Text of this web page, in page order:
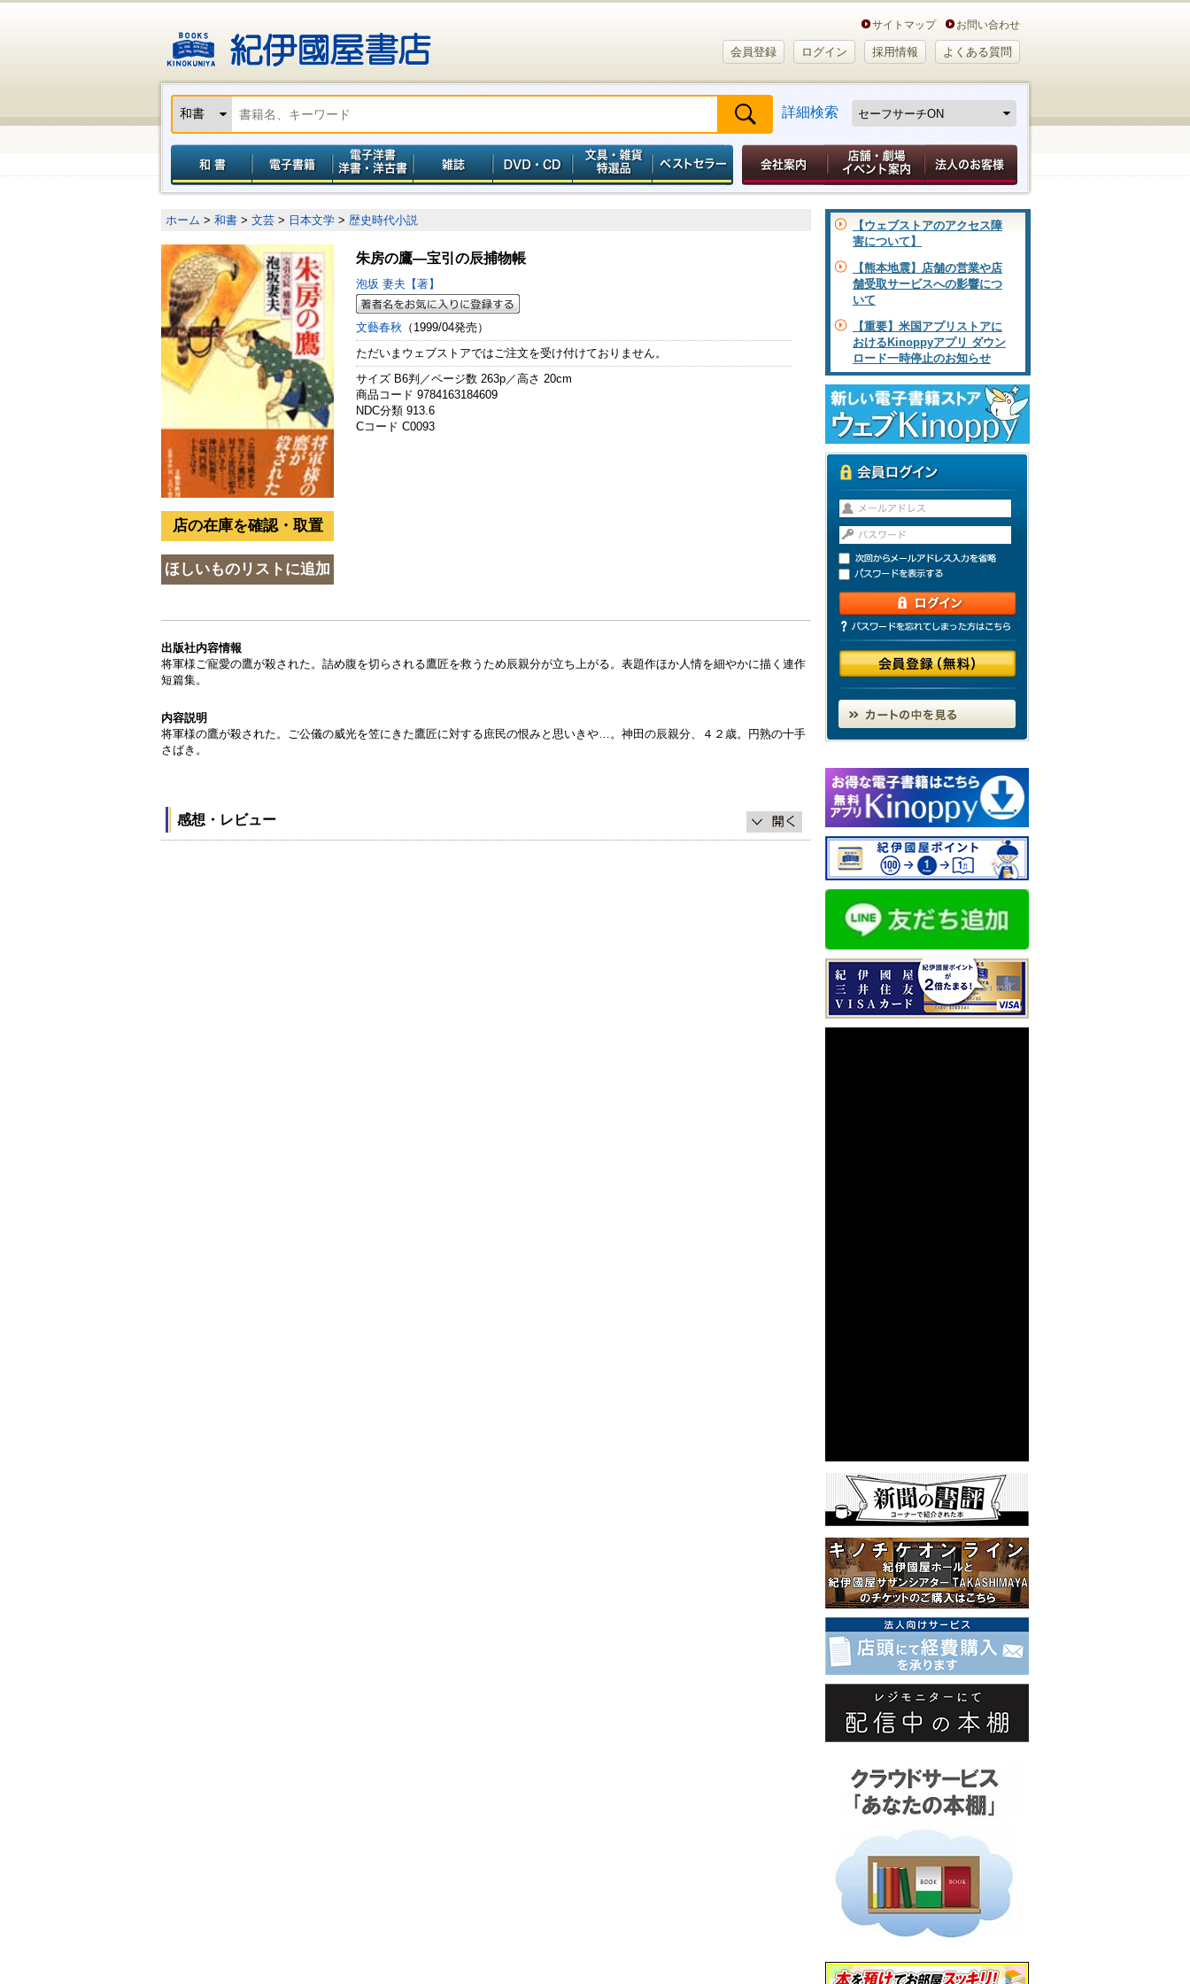
サイトマップ お問い合わせ
会員登録 ログイン 採用情報 よくある質問
詳細検索
ホーム > 和書 > 文芸 > 日本文学 > 歴史時代小説
朱房の鷹―宝引の辰捕物帳
泡坂 妻夫【著】
文藝春秋 （1999/04発売）
ただいまウェブストアではご注文を受け付けておりません。
サイズ B6判／ページ数 263p／高さ 20cm
商品コード 9784163184609
NDC分類 913.6
Cコード C0093
出版社内容情報
将軍様ご寵愛の鷹が殺された。詰め腹を切らされる鷹匠を救うため辰親分が立ち上がる。表題作ほか人情を細やかに描く連作
短篇集。
内容説明
将軍様の鷹が殺された。ご公儀の威光を笠にきた鷹匠に対する庶民の恨みと思いきや…。神田の辰親分、４２歳。円熟の十手
さばき。
感想・レビュー
【ウェブストアのアクセス障
害について】
【熊本地震】店舗の営業や店
舗受取サービスへの影響につ
いて
【重要】米国アプリストアに
おけるKinoppyアプリ ダウン
ロード一時停止のお知らせ